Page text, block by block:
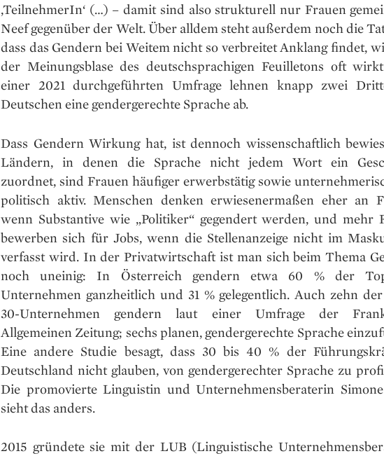
‚TeilnehmerIn‘ (…) – damit sind also strukturell nur Frauen
Neef gegenüber der Welt. Über alldem steht außerdem noch die
dass das Gendern bei Weitem nicht so verbreitet Anklang findet,
der Meinungsblase des deutschsprachigen Feuilletons oft
einer 2021 durchgeführten Umfrage lehnen knapp zwei
Deutschen eine gendergerechte Sprache ab.
Dass Gendern Wirkung hat, ist dennoch wissenschaftlich
Ländern, in denen die Sprache nicht jedem Wort ein
zuordnet, sind Frauen häufiger erwerbstätig sowie
politisch aktiv. Menschen denken erwiesenermaßen eher an
wenn Substantive wie „Politiker“ gegendert werden, und mehr
bewerben sich für Jobs, wenn die Stellenanzeige nicht im
verfasst wird. In der Privatwirtschaft ist man sich beim Thema
noch uneinig: In Österreich gendern etwa 60 % der
Unternehmen ganzheitlich und 31 % gelegentlich. Auch zehn
30-Unternehmen gendern laut einer Umfrage der
Allgemeinen Zeitung; sechs planen, gendergerechte Sprache
Eine andere Studie besagt, dass 30 bis 40 % der
Deutschland nicht glauben, von gendergerechter Sprache zu
Die promovierte Linguistin und Unternehmensberaterin
sieht das anders.
2015 gründete sie mit der LUB (Linguistische